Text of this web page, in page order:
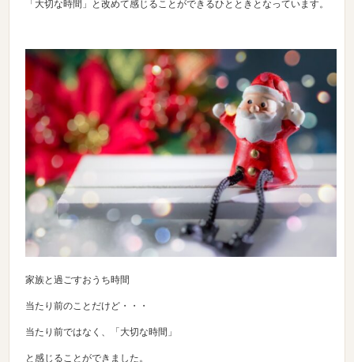
「大切な時間」と改めて感じることができるひとときとなっています。
家族と過ごすおうち時間
当たり前のことだけど・・・
当たり前ではなく、「大切な時間」
と感じることができました。